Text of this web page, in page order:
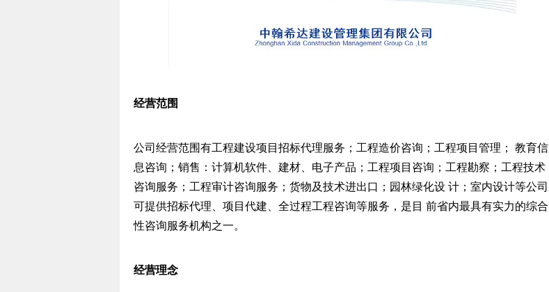
经营范围
公司经营范围有工程建设项目招标代理服务；工程造价咨询；工程项目管理； 教育信
息咨询；销售：计算机软件、建材、电子产品；工程项目咨询；工程勘察；工程技术
咨询服务；工程审计咨询服务；货物及技术进出口；园林绿化设 计；室内设计等公司
可提供招标代理、项目代建、全过程工程咨询等服务，是目 前省内最具有实力的综合
性咨询服务机构之一。
经营理念